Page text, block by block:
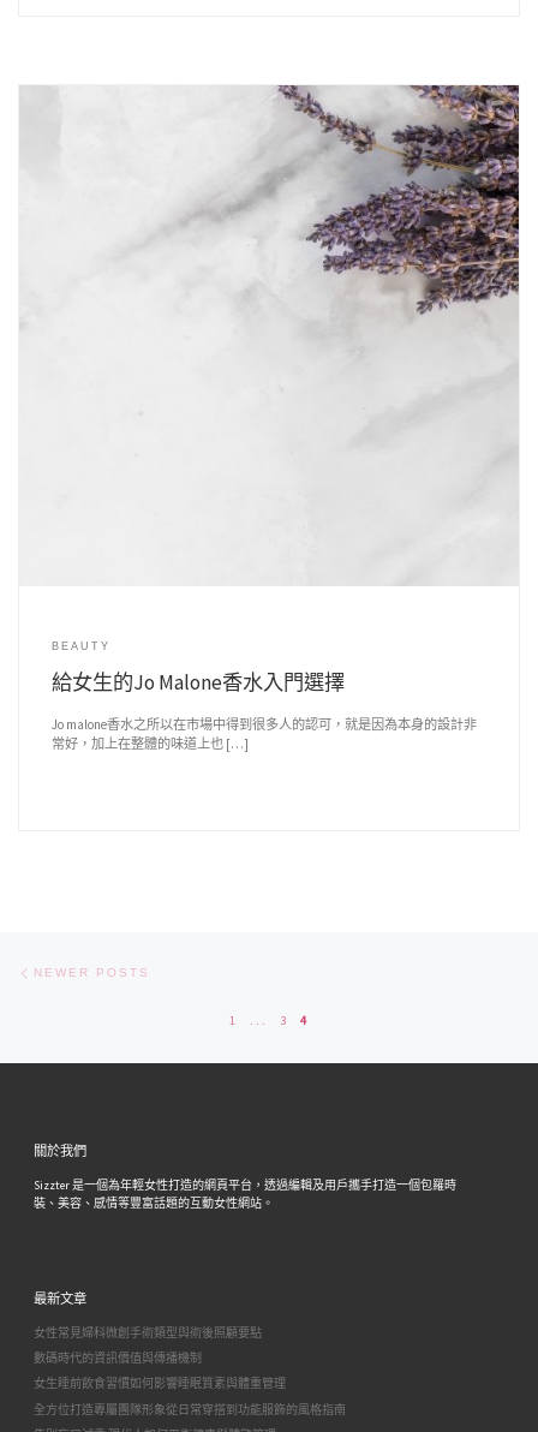
BEAUTY
給女生的Jo Malone香水入門選擇
Jo malone香水之所以在市場中得到很多人的認可，就是因為本身的設計非
常好，加上在整體的味道上也 […]
NEWER POSTS
1 ... 3 4
關於我們
Sizzter 是一個為年輕女性打造的網頁平台，透過編輯及用戶攜手打造一個包羅時
裝、美容、感情等豐富話題的互動女性網站。
最新文章
女性常見婦科微創手術類型與術後照顧要點
數碼時代的資訊價值與傳播機制
女生睡前飲食習慣如何影響睡眠質素與體重管理
全方位打造專屬團隊形象從日常穿搭到功能服飾的風格指南